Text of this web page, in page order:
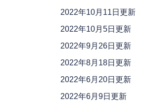
2022年10月11日更新
2022年10月5日更新
2022年9月26日更新
2022年8月18日更新
2022年6月20日更新
2022年6月9日更新